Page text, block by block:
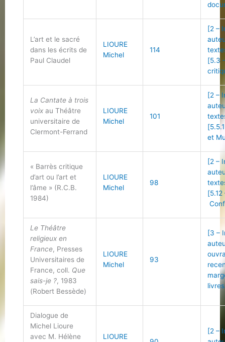
L’art et le sacré
dans les écrits de
Paul Claudel
LIOURE
Michel
114
[2 –
[5.3
La Cantate à trois
voix au Théâtre
universitaire de
Clermont-Ferrand
LIOURE
Michel
101
[2 –
et
« Barrès critique
d’art ou l’art et
l’âme » (R.C.B.
1984)
LIOURE
Michel
98
[2 –
[5.12
Le Théâtre
religieux en
France, Presses
Universitaires de
France, coll. Que
sais-je ?, 1983
(Robert Bessède)
LIOURE
Michel
93
[3 –
Dialogue de
Michel Lioure
avec M. Hélène
LIOURE
[2 –